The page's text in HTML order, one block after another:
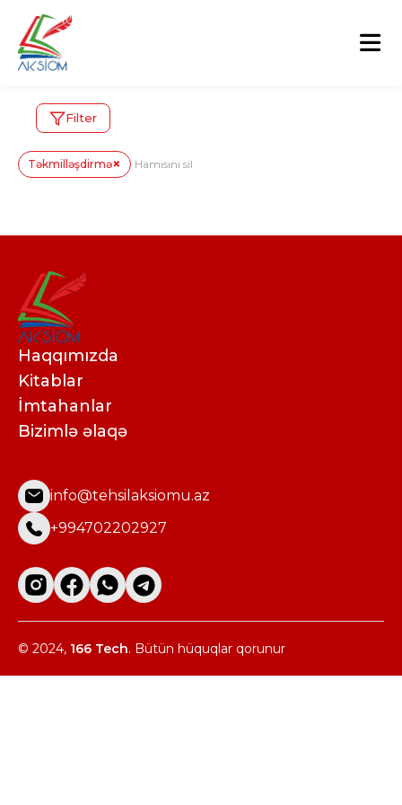
Filter
Təkmilləşdirmə× Hamısını sil
Haqqımızda
Kitablar
İmtahanlar
Bizimlə əlaqə
info@tehsilaksiomu.az
+994702202927
© 2024, 166 Tech. Bütün hüquqlar qorunur